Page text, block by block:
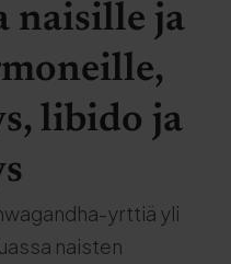
naisille ja
libido ja
yrttiä yli
naisten